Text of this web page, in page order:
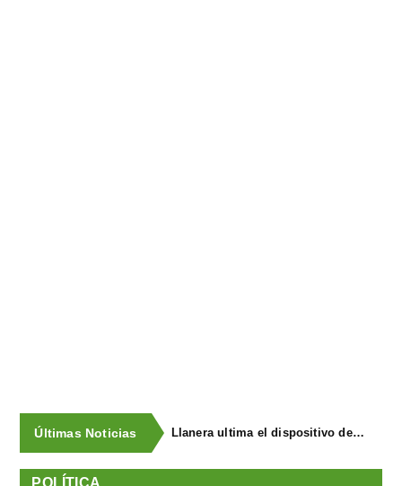
Últimas Noticias Llanera ultima el dispositivo de coordinación de seguridad para el I Concurso-Exposición de Ganado Equino y FAPEA
POLÍTICA